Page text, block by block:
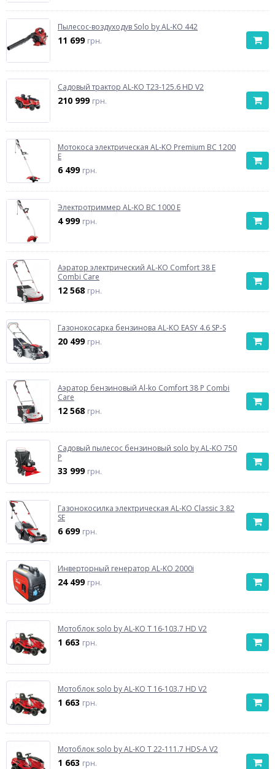
Пылесос-воздуходув Solo by AL-KO 442
11 699 грн.
Cадовый трактор AL-KO T23-125.6 HD V2
210 999 грн.
Мотокоса электрическая AL-KO Premium BC 1200
E
6 499 грн.
Электротриммер AL-KO BC 1000 E
4 999 грн.
Аэратор электрический AL-KO Comfort 38 E
Combi Care
12 568 грн.
Газонокосарка бензинова AL-KO EASY 4.6 SP-S
20 499 грн.
Аэратор бензиновый Al-ko Comfort 38 P Combi
Care
12 568 грн.
Садовый пылесос бензиновый solo by AL-KO 750
P
33 999 грн.
Газонокосилка электрическая AL-KO Classic 3.82
SE
6 699 грн.
Инверторный генератор AL-KO 2000i
24 499 грн.
Мотоблок solo by AL-KO T 16-103.7 HD V2
1 663 грн.
Мотоблок solo by AL-KO T 16-103.7 HD V2
1 663 грн.
Мотоблок solo by AL-KO T 22-111.7 HDS-A V2
1 663 грн.